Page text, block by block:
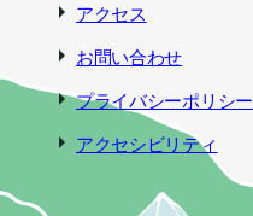
アクセス
お問い合わせ
プライバシーポリシー
アクセシビリティ